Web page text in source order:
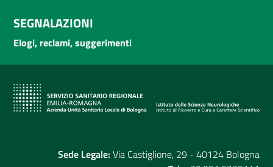
SEGNALAZIONI
Elogi, reclami, suggerimenti
Sede Legale: Via Castiglione, 29 - 40124 Bologna